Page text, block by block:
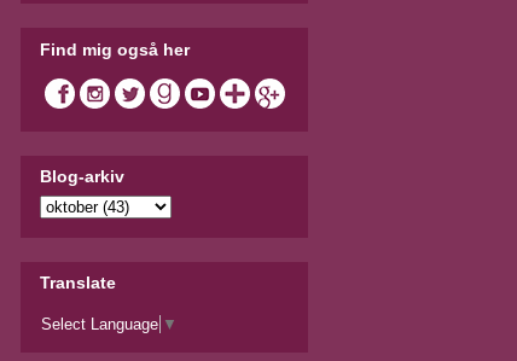
Find mig også her
Blog-arkiv
Translate
Select Language ▼